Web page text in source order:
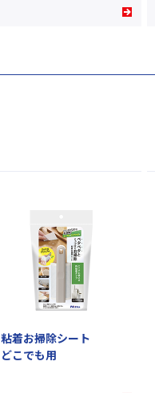
粘着お掃除シート
どこでも用